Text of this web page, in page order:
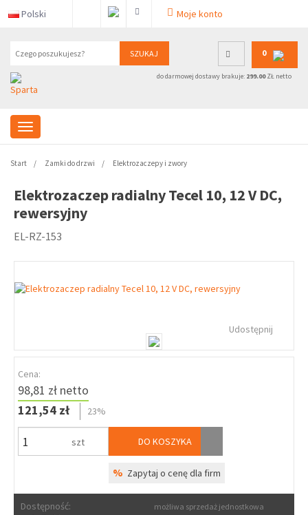
Polski Moje konto
SZUKAJ 0
do darmowej dostawy brakuje: 299.00ZŁ netto
Start Zamki do drzwi Elektrozaczepy i zwory
Elektrozaczep radialny Tecel 10, 12 V DC,
rewersyjny
EL-RZ-153
Udostępnij
Cena:
98,81 zł netto
121,54 zł
23%
szt DO KOSZYKA
% Zapytaj o cenę dla firm
Dostępność:
możliwa sprzedaż jednostkowa